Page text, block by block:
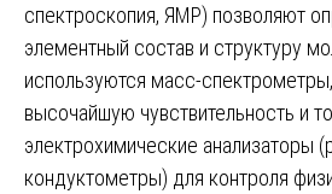
спектроскопия, ЯМР) позволяют
элементный состав и структуру
используются масс-
высочайшую чувствительность и
электрохимические анализаторы
кондуктометры) для контроля